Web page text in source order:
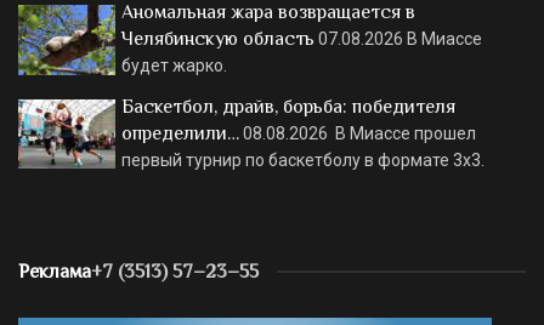
Аномальная жара возвращается в
Челябинскую область 07.08.2026 В Миассе
будет жарко.
Баскетбол, драйв, борьба: победителя
определили…08.08.2026 В Миассе прошел
первый турнир по баскетболу в формате 3х3.
Реклама+7 (3513) 57–23–55